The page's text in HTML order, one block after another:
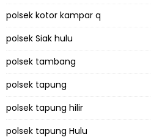
polsek kotor kampar q
polsek Siak hulu
polsek tambang
polsek tapung
polsek tapung hilir
polsek tapung Hulu